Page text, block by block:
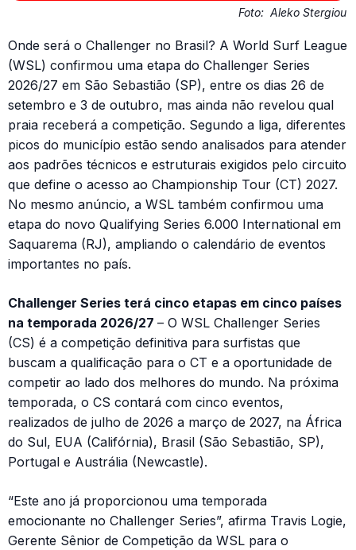
Foto: Aleko Stergiou
Onde será o Challenger no Brasil? A World Surf League
(WSL) confirmou uma etapa do Challenger Series
2026/27 em São Sebastião (SP), entre os dias 26 de
setembro e 3 de outubro, mas ainda não revelou qual
praia receberá a competição. Segundo a liga, diferentes
picos do município estão sendo analisados para atender
aos padrões técnicos e estruturais exigidos pelo circuito
que define o acesso ao Championship Tour (CT) 2027.
No mesmo anúncio, a WSL também confirmou uma
etapa do novo Qualifying Series 6.000 International em
Saquarema (RJ), ampliando o calendário de eventos
importantes no país.
Challenger Series terá cinco etapas em cinco países
na temporada 2026/27 – O WSL Challenger Series
(CS) é a competição definitiva para surfistas que
buscam a qualificação para o CT e a oportunidade de
competir ao lado dos melhores do mundo. Na próxima
temporada, o CS contará com cinco eventos,
realizados de julho de 2026 a março de 2027, na África
do Sul, EUA (Califórnia), Brasil (São Sebastião, SP),
Portugal e Austrália (Newcastle).
“Este ano já proporcionou uma temporada
emocionante no Challenger Series”, afirma Travis Logie,
Gerente Sênior de Competição da WSL para o